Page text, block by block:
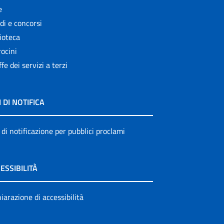
e concorsi
dei servizi a terzi
DI NOTIFICA
notificazione per pubblici proclami
di accessibilità